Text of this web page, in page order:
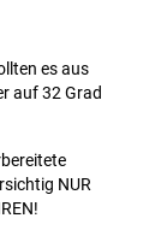
es aus
auf 32 Grad
NUR